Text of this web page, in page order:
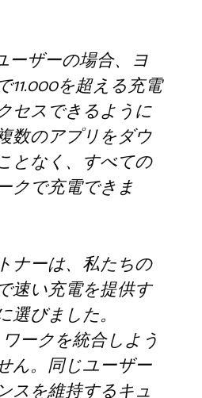
ーザーの場合、ヨ
11.000を超える充電
セスできるように
数のアプリをダウ
となく、すべての
クで充電できま
ナーは、私たちの
速い充電を提供す
選びました。
ークを統合しよう
ん。同じユーザー
スを維持するキュ